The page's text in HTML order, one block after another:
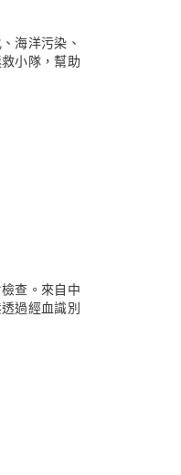
海洋污染、
小隊，幫助
查。來自中
過經血識別